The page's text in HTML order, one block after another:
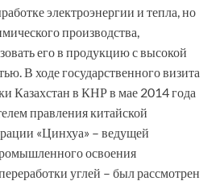
электроэнергии и тепла, но
производства,
его в продукцию с высокой
В ходе государственного визита
Казахстан в КНР в мае 2014 года
правления китайской
«Цинхуа» – ведущей
освоения
углей – был рассмотрен